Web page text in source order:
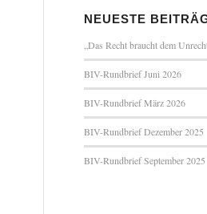
NEUESTE
„Das Recht braucht dem
BIV-Rundbrief Juni 2026
BIV-Rundbrief März 2026
BIV-Rundbrief Dezember 2025
BIV-Rundbrief September 2025